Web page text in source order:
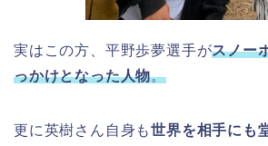
実はこの方、平野歩夢選手がスノー
っかけとなった人物。
更に英樹さん自身も世界を相手にも